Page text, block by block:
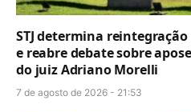
STJ determina reintegração
e reabre debate sobre
do juiz Adriano Morelli
7 de agosto de 2026 - 21:53